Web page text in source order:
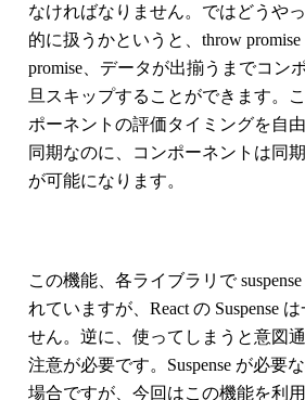
なければなりません。ではどうや
的に扱うかというと、throw
promise、データが出揃うまでコン
旦スキップすることができます。
ポーネントの評価タイミングを自
同期なのに、コンポーネントは同
が可能になります。
この機能、各ライブラリで
れていますが、React の Suspense
せん。逆に、使ってしまうと意図
注意が必要です。Suspense が必要
場合ですが、今回はこの機能を利用